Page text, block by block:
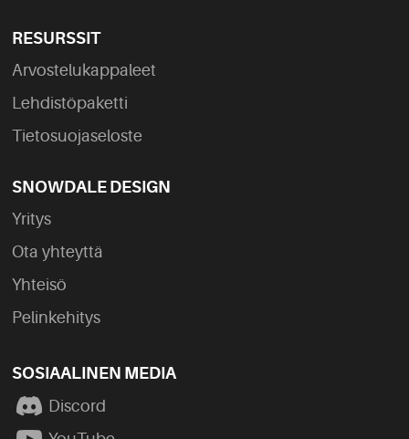
RESURSSIT
Arvostelukappaleet
Lehdistöpaketti
Tietosuojaseloste
SNOWDALE DESIGN
Yritys
Ota yhteyttä
Yhteisö
Pelinkehitys
SOSIAALINEN MEDIA
Discord